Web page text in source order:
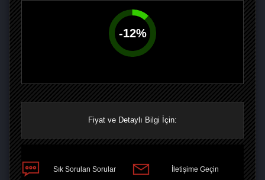
-12%
Fiyat ve Detaylı Bilgi İçin:
Sık Sorulan Sorular İletişime Geçin